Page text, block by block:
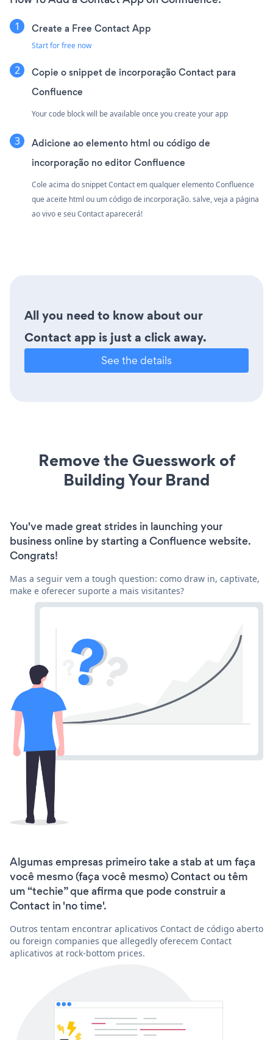
Create a Free Contact App
Start for free now
Copie o snippet de incorporação Contact para
Confluence
Your code block will be available once you create your app
Adicione ao elemento html ou código de
incorporação no editor Confluence
Cole acima do snippet Contact em qualquer elemento Confluence
que aceite html ou um código de incorporação. salve, veja a página
ao vivo e seu Contact aparecerá!
All you need to know about our
Contact app is just a click away.
See the details
Remove the Guesswork of
Building Your Brand
You've made great strides in launching your
business online by starting a Confluence website.
Congrats!
Mas a seguir vem a tough question: como draw in, captivate,
make e oferecer suporte a mais visitantes?
Algumas empresas primeiro take a stab at um faça
você mesmo (faça você mesmo) Contact ou têm
um “techie” que afirma que pode construir a
Contact in 'no time'.
Outros tentam encontrar aplicativos Contact de código aberto
ou foreign companies que allegedly oferecem Contact
aplicativos at rock-bottom prices.